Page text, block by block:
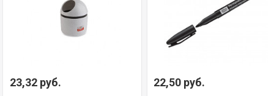
23,32 руб. 22,50 руб.